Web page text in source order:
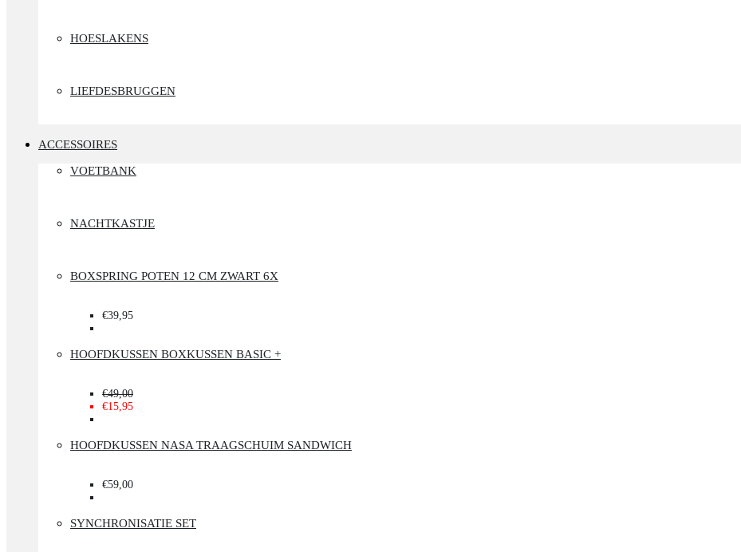
HOESLAKENS
LIEFDESBRUGGEN
ACCESSOIRES
VOETBANK
NACHTKASTJE
BOXSPRING POTEN 12 CM ZWART 6X
€39,95
HOOFDKUSSEN BOXKUSSEN BASIC +
€49,00
€15,95
HOOFDKUSSEN NASA TRAAGSCHUIM SANDWICH
€59,00
SYNCHRONISATIE SET